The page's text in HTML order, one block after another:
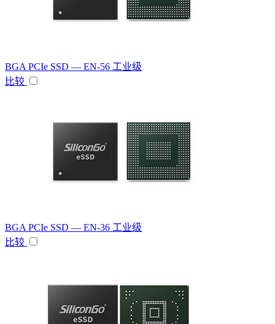
BGA PCIe SSD — EN-56 工业级
比较
BGA PCIe SSD — EN-36 工业级
比较